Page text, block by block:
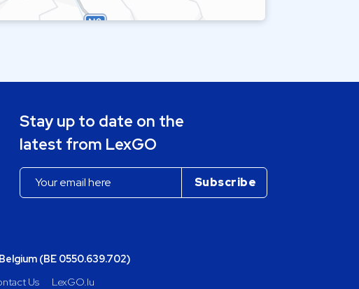
Stay up to date on the
latest from LexGO
(BE 0550.639.702)
Us LexGO.lu